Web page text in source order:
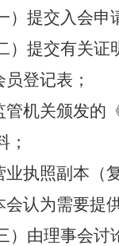
）提交入会申
）提交有关
员登记表；
管机关颁发的
；
业执照副本（
会认为需要提
）由理事会讨